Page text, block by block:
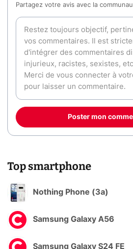
Partagez votre avis avec la
Poster mon
Top smartphone
Nothing Phone (3a)
Samsung Galaxy A56
Samsung Galaxy S24 FE